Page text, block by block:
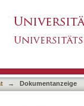
by
→ Dokumentanzeige